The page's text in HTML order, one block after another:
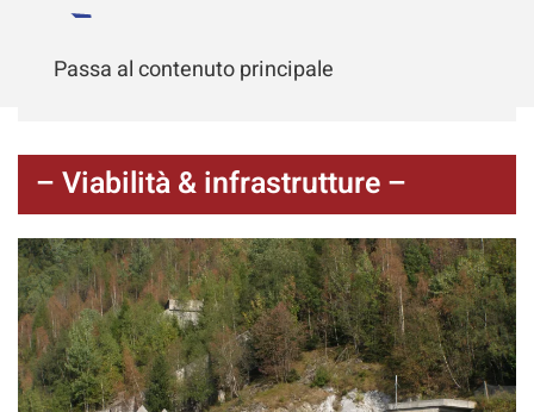
Passa al contenuto principale
– Viabilità & infrastrutture –